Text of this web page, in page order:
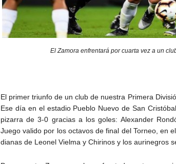
El Zamora enfrentará por cuarta vez a un
El primer triunfo de un club de nuestra Primera
Ese día en el estadio Pueblo Nuevo de San
pizarra de 3-0 gracias a los goles: Alexander
Juego valido por los octavos de final del Torneo, en
dianas de Leonel Vielma y Chirinos y los aurinegros